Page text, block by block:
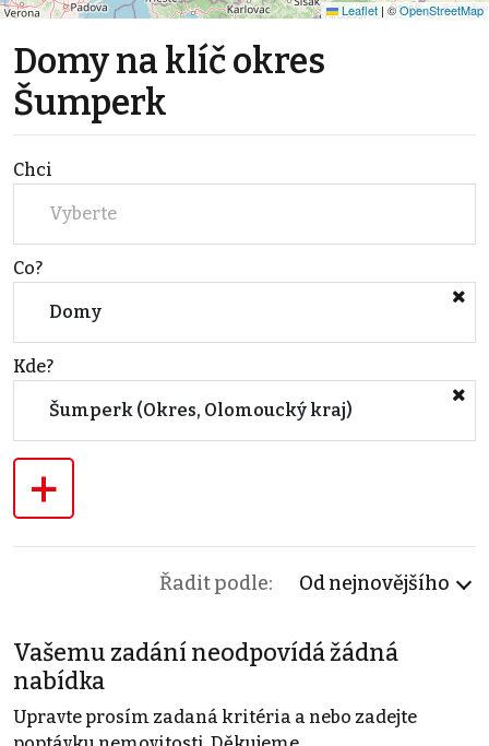
Leaflet | ©OpenStreetMap
Domy na klíč okres
Šumperk
Chci
Vyberte
Co?
Domy
Kde?
Šumperk (Okres, Olomoucký kraj)
+
Řadit podle: Od nejnovějšího
Vašemu zadání neodpovídá žádná
nabídka
Upravte prosím zadaná kritéria a nebo zadejte